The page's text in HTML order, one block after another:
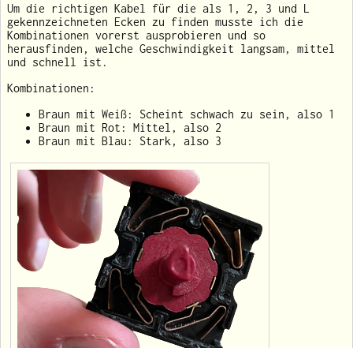
Um die richtigen Kabel für die als 1, 2, 3 und L
gekennzeichneten Ecken zu finden musste ich die
Kombinationen vorerst ausprobieren und so
herausfinden, welche Geschwindigkeit langsam, mittel
und schnell ist.
Kombinationen:
Braun mit Weiß: Scheint schwach zu sein, also 1
Braun mit Rot: Mittel, also 2
Braun mit Blau: Stark, also 3